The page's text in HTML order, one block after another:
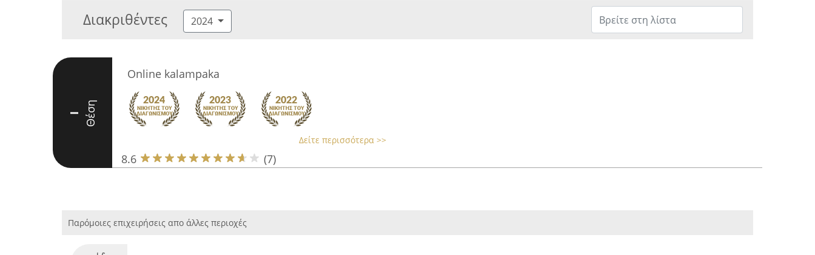
Διακριθέντες 2024
I Θέση
Online kalampaka
Δείτε περισσότερα >>
8.6 (7)
Παρόμοιες επιχειρήσεις απο άλλες περιοχές